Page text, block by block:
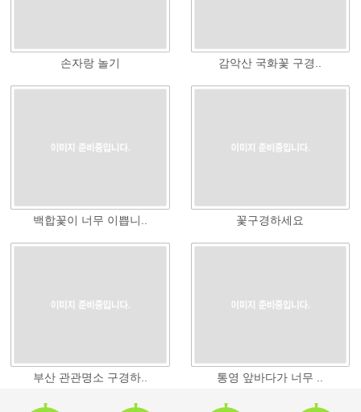
손자랑 놀기 감악산 국화꽃 구경..
백합꽃이 너무 이쁩니.. 꽃구경하세요
부산 관관명소 구경하.. 통영 앞바다가 너무 ..